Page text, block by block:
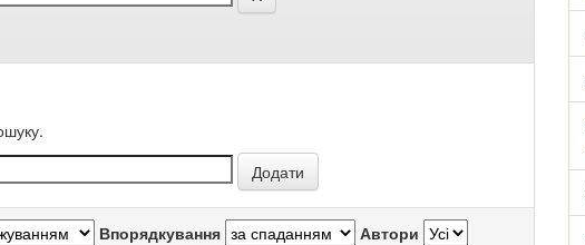
Впорядкування Автори